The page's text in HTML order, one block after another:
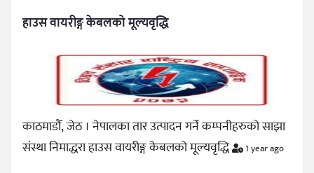
हाउस वायरीङ्ग केबलको मूल्यवृद्धि
काठमाडौँ, जेठ । नेपालका तार उत्पादन गर्ने कम्पनीहरुको साझा
संस्था निमाद्धरा हाउस वायरीङ्ग केबलको मूल्यवृद्धि
1 year ago